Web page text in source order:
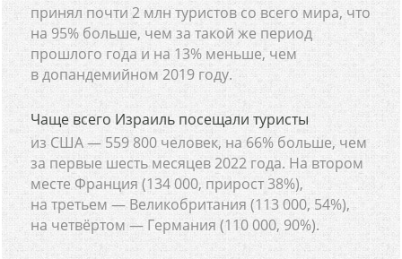
принял почти 2 млн туристов со всего мира, что
на 95% больше, чем за такой же период
прошлого года и на 13% меньше, чем
в допандемийном 2019 году.
Чаще всего Израиль посещали туристы
из США — 559 800 человек, на 66% больше, чем
за первые шесть месяцев 2022 года. На втором
месте Франция (134 000, прирост 38%),
на третьем — Великобритания (113 000, 54%),
на четвёртом — Германия (110 000, 90%).